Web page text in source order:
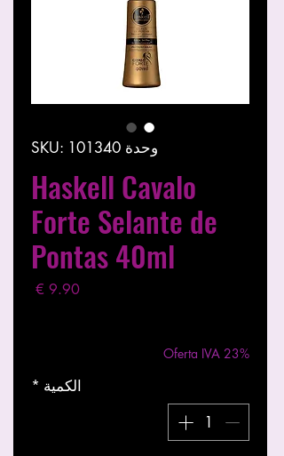
وحدة SKU: 101340
Haskell Cavalo
Forte Selante de
Pontas 40ml
السعر
Oferta IVA 23%
الكمية *